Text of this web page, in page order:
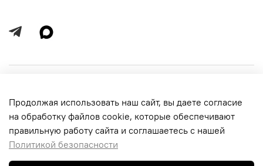
Информация для покупателей
Продолжая использовать наш сайт, вы даете согласие
на обработку файлов cookie, которые обеспечивают
правильную работу сайта и соглашаетесь с нашей
Политикой безопасности
обработки